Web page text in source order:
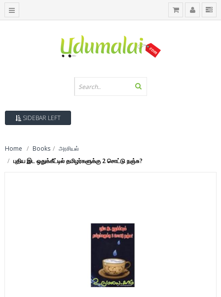
SIDEBAR LEFT
Home Books
அரசியல்
புதிய இட ஒதுக்கீட்டில் தமிழர்களுக்கு 2 சொட்டு நஞ்சு?